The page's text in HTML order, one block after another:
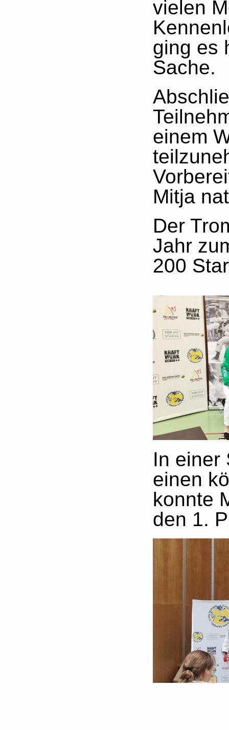
vielen
ging es
Sache.
einem
Mitja
Der
Jahr
200
In einer
einen
konnte
den 1.